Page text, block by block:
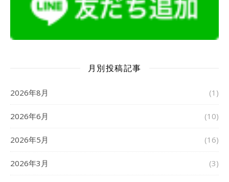
月別投稿記事
2026年8月 (1)
2026年6月 (10)
2026年5月 (16)
2026年3月 (3)